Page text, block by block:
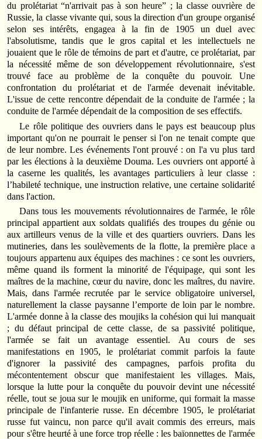
du prolétariat “n'arrivait pas à son heure” ; la classe ouvrière de
Russie, la classe vivante qui, sous la direction d'un groupe organisé
selon ses intérêts, engagea à la fin de 1905 un duel avec
l'absolutisme, tandis que le gros capital et les intellectuels ne
jouaient que le rôle de témoins de part et d'autre, ce prolétariat, par
la nécessité même de son développement révolutionnaire, s'est
trouvé face au problème de la conquête du pouvoir. Une
confrontation du prolétariat et de l'armée devenait inévitable.
L'issue de cette rencontre dépendait de la conduite de l'armée ; la
conduite de l'armée dépendait de la composition de ses effectifs.
Le rôle politique des ouvriers dans le pays est beaucoup plus
important qu'on ne pourrait le penser si l'on ne tenait compte que
de leur nombre. Les événements l'ont prouvé : on l'a vu plus tard
par les élections à la deuxième Douma. Les ouvriers ont apporté à
la caserne les qualités, les avantages particuliers à leur classe :
l’habileté technique, une instruction relative, une certaine solidarité
dans l'action.
Dans tous les mouvements révolutionnaires de l'armée, le rôle
principal appartient aux soldats qualifiés des troupes du génie ou
aux artilleurs venus de la ville et des quartiers ouvriers. Dans les
mutineries, dans les soulèvements de la flotte, la première place a
toujours appartenu aux équipes des machines : ce sont les ouvriers,
même quand ils forment la minorité de l'équipage, qui sont les
maîtres de la machine, cœur du navire, donc les maîtres, du navire.
Mais, dans l'armée recrutée par le service obligatoire universel,
naturellement la classe paysanne l’emporte de loin par le nombre.
L'armée donne à la classe des moujiks la cohésion qui lui manquait
; du défaut principal de cette classe, de sa passivité politique,
l'armée se fait un avantage essentiel. Au cours de ses
manifestations en 1905, le prolétariat commit parfois la faute
d'ignorer la passivité des campagnes, parfois profita du
mécontentement obscur que manifestaient les villages. Mais,
lorsque la lutte pour la conquête du pouvoir devint une nécessité
réelle, tout se joua sur le moujik en uniforme, qui formait la masse
principale de l'infanterie russe. En décembre 1905, le prolétariat
russe fut vaincu, non parce qu'il avait commis des erreurs, mais
pour s'être heurté à une force trop réelle : les baïonnettes de l'armée